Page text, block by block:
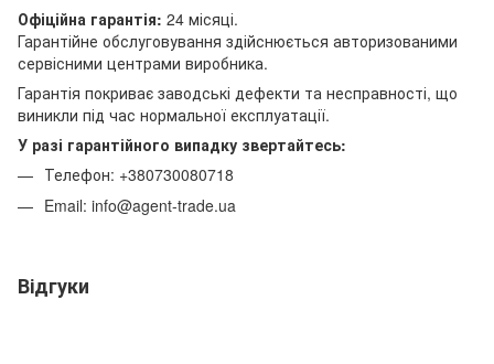
Офіційна гарантія: 24 місяці.
Гарантійне обслуговування здійснюється авторизованими
сервісними центрами виробника.
Гарантія покриває заводські дефекти та несправності, що
виникли під час нормальної експлуатації.
У разі гарантійного випадку звертайтесь:
Телефон: +380730080718
Email: info@agent-trade.ua
Відгуки